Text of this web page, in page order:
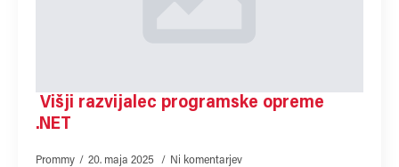
Višji razvijalec programske opreme
.NET
Prommy 20. maja 2025 Ni komentarjev